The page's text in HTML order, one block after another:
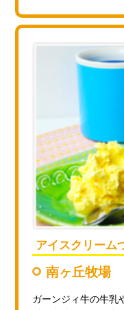
アイスクリーム
南ヶ丘牧場
ガーンジィ牛の牛乳